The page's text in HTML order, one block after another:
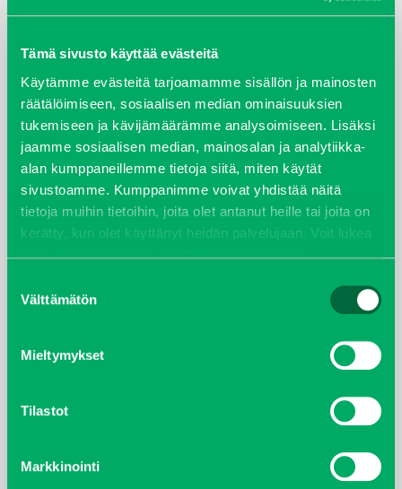
Tämä sivusto käyttää evästeitä
Käytämme evästeitä tarjoamamme sisällön ja mainosten
räätälöimiseen, sosiaalisen median ominaisuuksien
tukemiseen ja kävijämäärämme analysoimiseen. Lisäksi
jaamme sosiaalisen median, mainosalan ja analytiikka-
alan kumppaneillemme tietoja siitä, miten käytät
sivustoamme. Kumppanimme voivat yhdistää näitä
tietoja muihin tietoihin, joita olet antanut heille tai joita on
kerätty, kun olet käyttänyt heidän palvelujaan. Voit lukea
lisää evästeistä sekä muuttaa hyväksyntääsievästeet
valinta
Välttämätön
Mieltymykset
Tilastot
Markkinointi
maaliskuu 2026
elokuu 2024
syyskuu 2023
joulukuu 2022
huhtikuu 2022
helmikuu 2022
tammikuu 2021
helmikuu 2020